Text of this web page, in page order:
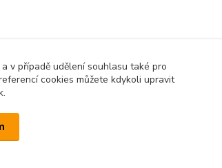
v případě udělení souhlasu také pro
cookies můžete kdykoli upravit